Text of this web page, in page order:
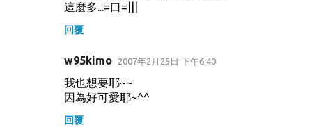
這麼多...=口=|||
回覆
w95kimo 2007年2月25日 下午6:40
我也想要耶~~
因為好可愛耶~^^
回覆